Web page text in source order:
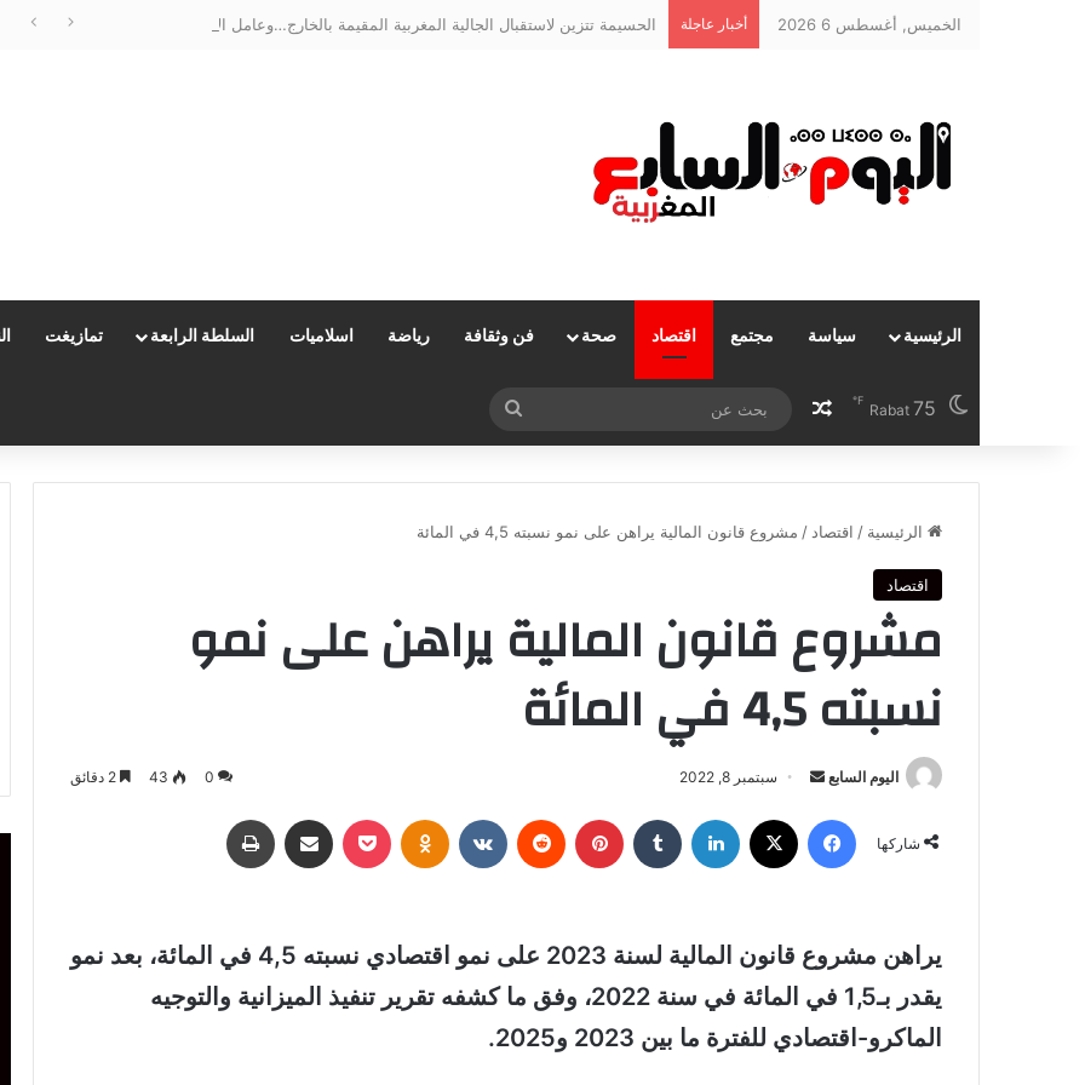
الخميس, أغسطس 6 2026 أخبار عاجلة
الرئيسية سياسة مجتمع اقتصاد صحة فن وثقافة رياضة اسلاميات السلطة الرابعة تمازيغت
Rabat 75
℉ مقال عشوائي
بحث
عن
الرئيسية / اقتصاد / مشروع قانون المالية يراهن على نمو نسبته 4,5 في المائة
اقتصاد
مشروع قانون المالية يراهن على نمو
نسبته 4,5 في المائة
اليوم السابع
أرسل
إلكترونيا
سبتمبر 8, 2022 0
43
شاركها
فيسبوك لينكدإن بينتيريست Odnoklassniki
‫Pocket مشاركة عبر البريد
يراهن مشروع قانون المالية لسنة 2023 على نمو اقتصادي نسبته 4,5 في المائة، بعد نمو
يقدر بـ1,5 في المائة في سنة 2022، وفق ما كشفه تقرير تنفيذ الميزانية والتوجيه
الماكرو-اقتصادي للفترة ما بين 2023 و2025.